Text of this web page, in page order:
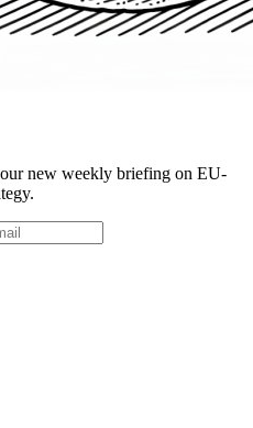
new weekly briefing on EU-